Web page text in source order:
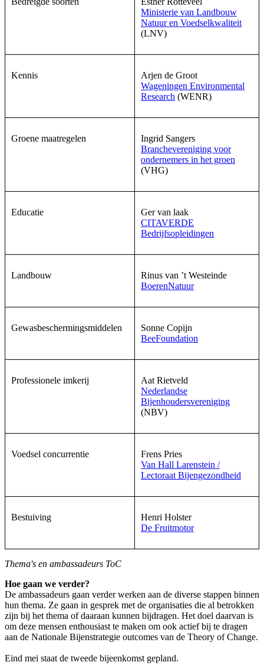
Ministerie van Landbouw
Natuur en Voedselkwaliteit
(LNV)
Kennis
Arjen de Groot
Wageningen Environmental
Research (WENR)
Groene maatregelen
Ingrid Sangers
Branchevereniging voor
ondernemers in het groen
(VHG)
Educatie
Ger van laak
CITAVERDE
Bedrijfsopleidingen
Landbouw
Rinus van ’t Westeinde
BoerenNatuur
Gewasbeschermingsmiddelen
Sonne Copijn
BeeFoundation
Professionele imkerij
Aat Rietveld
Nederlandse
Bijenhoudersvereniging
(NBV)
Voedsel concurrentie
Frens Pries
Van Hall Larenstein /
Lectoraat Bijengezondheid
Bestuiving
Henri Holster
De Fruitmotor
Thema's en ambassadeurs ToC
Hoe gaan we verder?
De ambassadeurs gaan verder werken aan de diverse stappen binnen
hun thema. Ze gaan in gesprek met de organisaties die al betrokken
zijn bij het thema of daaraan kunnen bijdragen. Het doel daarvan is
om deze mensen enthousiast te maken om ook actief bij te dragen
aan de Nationale Bijenstrategie outcomes van de Theory of Change.
Eind mei staat de tweede bijeenkomst gepland.